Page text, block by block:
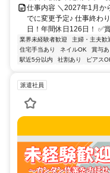
仕事内容 ＼2027年1月か
でに変更予定♪ 仕事終わ
日！年間休日126日！ ✅
業界未経験者歓迎 主婦・主夫歓
住宅手当あり
ネイルOK 賞与あ
駅近5分以内
社割あり ピアス
派遣社員